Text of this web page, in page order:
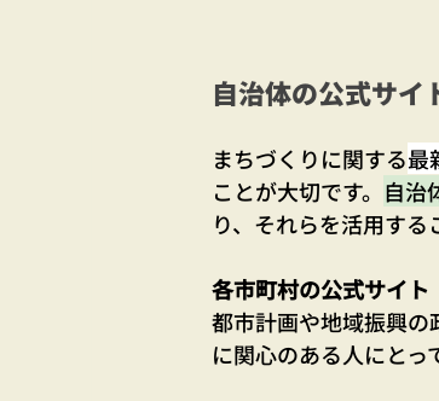
自治体の公式サイ
まちづくりに関する最
ことが大切です。 自治
り、それらを活用する
各市町村の公式サイト
都市計画や地域振興の
に関心のある人にとっ